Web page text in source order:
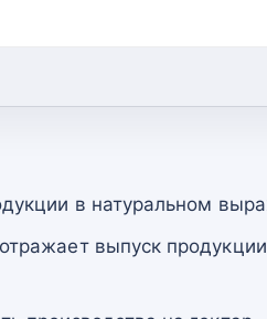
в натуральном
выпуск